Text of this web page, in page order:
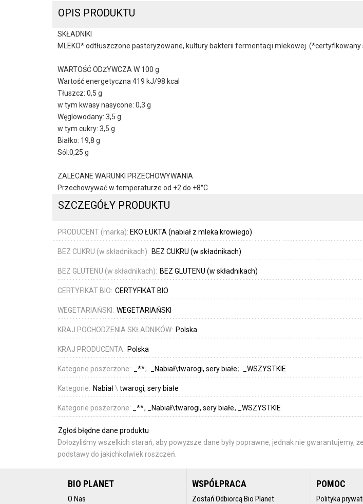
OPIS PRODUKTU
SKŁADNIKI
MLEKO* odtłuszczone pasteryzowane, kultury bakterii fermentacji mlekowej. (*certyfikowany
WARTOŚĆ ODŻYWCZA W 100 g
Wartość energetyczna 419 kJ/98 kcal
Tłuszcz: 0,5 g
w tym kwasy nasycone: 0,3 g
Węglowodany: 3,5 g
w tym cukry: 3,5 g
Białko: 19,8 g
Sól:0,25 g
ZALECANE WARUNKI PRZECHOWYWANIA
Przechowywać w temperaturze od +2 do +8°C
SZCZEGÓŁY PRODUKTU
PRODUCENT (marka): EKO ŁUKTA (nabiał z mleka krowiego)
BEZ CUKRU (w składnikach): BEZ CUKRU (w składnikach)
BEZ GLUTENU (w składnikach): BEZ GLUTENU (w składnikach)
CERTYFIKAT BIO: CERTYFIKAT BIO
WEGETARIAŃSKI: WEGETARIAŃSKI
KRAJ POCHODZENIA SKŁADNIKÓW: Polska
KRAJ PRODUCENTA: Polska
Kategorie poszerzone: _** _Nabiał\twarogi, sery białe _WSZYSTKIE
Kategorie: Nabiał\ twarogi, sery białe
Kategorie poszerzone: _** _Nabiał\twarogi, sery białe _WSZYSTKIE
Zgłoś błędne dane produktu
Dołożyliśmy wszelkich starań, aby powyższe dane były poprawne, jednak nie
podstawy do jakichkolwiek roszczeń.
BIO PLANET
O Nas
WSPÓŁPRACA
Zostań Odbiorcą Bio Planet
POMOC
Polityka